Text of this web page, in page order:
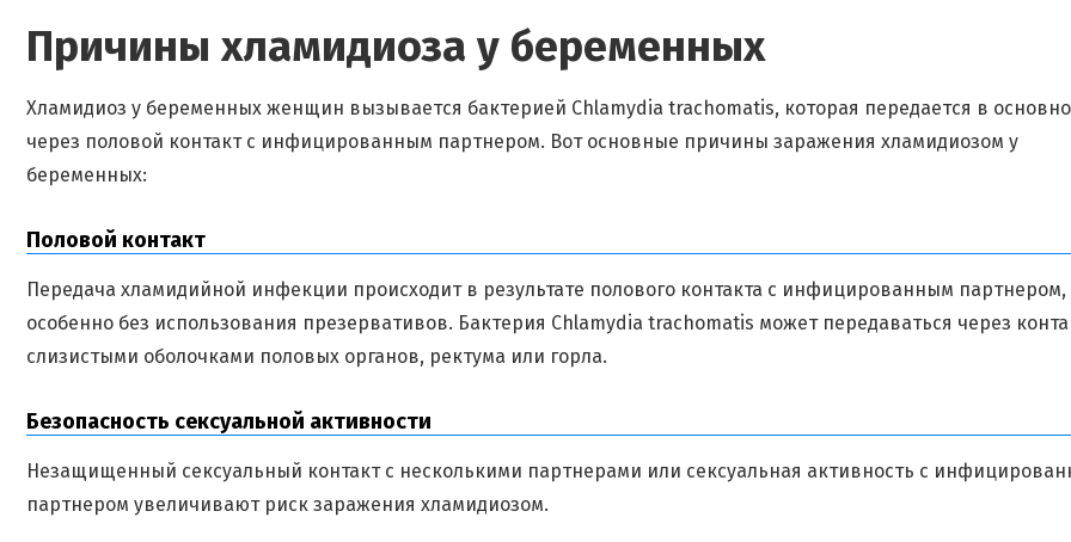
Причины хламидиоза у беременных
Хламидиоз у беременных женщин вызывается бактерией Chlamydia trachomatis, которая передается в
через половой контакт с инфицированным партнером. Вот основные причины заражения хламидиозом у
беременных:
Половой контакт
Передача хламидийной инфекции происходит в результате полового контакта с инфицированным партнером,
особенно без использования презервативов. Бактерия Chlamydia trachomatis может передаваться через
слизистыми оболочками половых органов, ректума или горла.
Безопасность сексуальной активности
Незащищенный сексуальный контакт с несколькими партнерами или сексуальная активность с
партнером увеличивают риск заражения хламидиозом.